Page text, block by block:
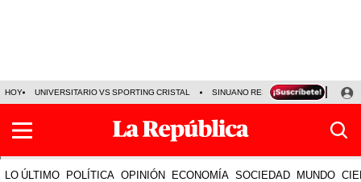
HOY UNIVERSITARIO VS SPORTING CRISTAL SINUANO RESULTADOS HOY
LO ÚLTIMO POLÍTICA OPINIÓN ECONOMÍA SOCIEDAD MUNDO